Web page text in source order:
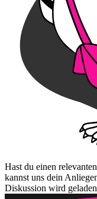
Hast du einen
kannst uns dein
Diskussion wird